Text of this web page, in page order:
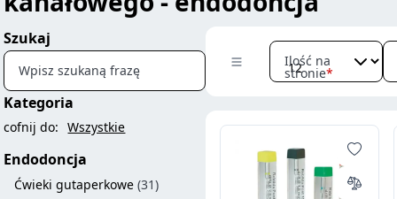
Szukaj
Wpisz szukaną frazę
Kategoria
cofnij do: Wszystkie
Endodoncja
Ćwieki gutaperkowe (31)
Ilość na
stronie